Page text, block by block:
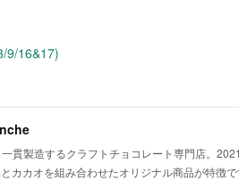
9/16&17)
貫製造するクラフトチョコレート専門店。
カカオを組み合わせたオリジナル商品が特徴